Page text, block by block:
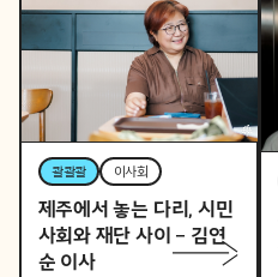
역사활동가
토요일 오후, 역사활동가
로 변신하는 직장인 P의
이중생활
콸콸콸 이사회
제주에서 놓는 다리, 시민
사회와 재단 사이 – 김연
순 이사